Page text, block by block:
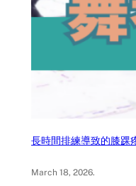
長時間排練導致的膝踝
March 18, 2026.